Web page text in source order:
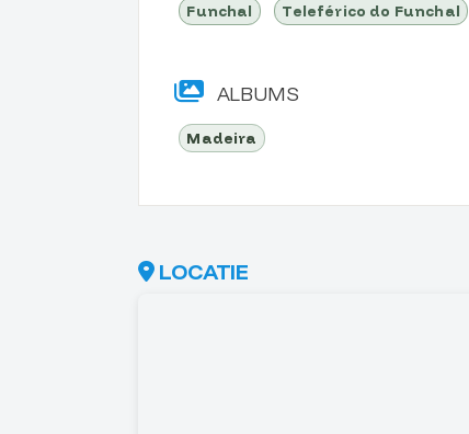
Funchal
Teleférico do Funchal
ALBUMS
Madeira
LOCATIE